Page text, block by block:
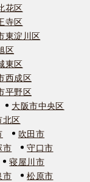
花区
寺区
東淀川区
区
東区
西成区
平野区
大阪市中央区
北区
吹田市
市
守口市
寝屋川市
市
松原市